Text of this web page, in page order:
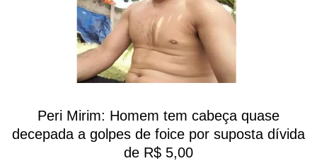
Peri Mirim: Homem tem cabeça quase
decepada a golpes de foice por suposta dívida
de R$ 5,00